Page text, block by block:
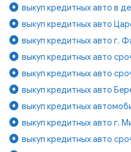
выкуп кредитных авто в
выкуп кредитных авто
выкуп кредитных авто г.
выкуп кредитных авто
выкуп кредитных авто
выкуп кредитных авто
выкуп кредитных
выкуп кредитных авто г.
выкуп кредитных авто